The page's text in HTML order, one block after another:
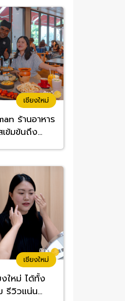
เชียงใหม่
ร้านอาหาร
ข้มข้นถึง
เชียงใหม่
ใหม่ ได้ทั้ง
รีวิวแน่น